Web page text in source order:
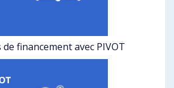
de financement avec PIVOT